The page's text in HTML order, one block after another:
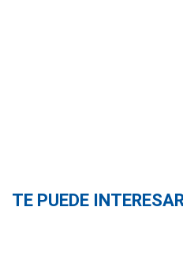
TE PUEDE